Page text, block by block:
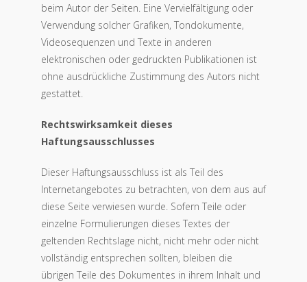
beim Autor der Seiten. Eine Vervielfältigung oder
Verwendung solcher Grafiken, Tondokumente,
Videosequenzen und Texte in anderen
elektronischen oder gedruckten Publikationen ist
ohne ausdrückliche Zustimmung des Autors nicht
gestattet.
Rechtswirksamkeit dieses
Haftungsausschlusses
Dieser Haftungsausschluss ist als Teil des
Internetangebotes zu betrachten, von dem aus auf
diese Seite verwiesen wurde. Sofern Teile oder
einzelne Formulierungen dieses Textes der
geltenden Rechtslage nicht, nicht mehr oder nicht
vollständig entsprechen sollten, bleiben die
übrigen Teile des Dokumentes in ihrem Inhalt und